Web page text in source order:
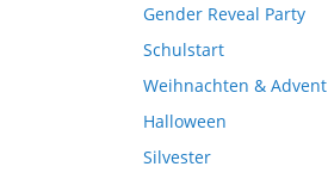
Gender Reveal Party
Schulstart
Weihnachten & Advent
Halloween
Silvester